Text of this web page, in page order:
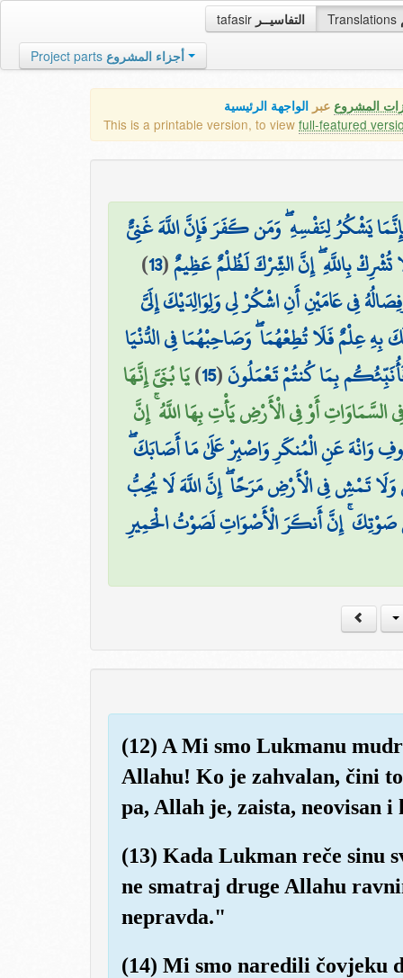
tafasir التفاسيــر Translations
Project parts أجزاء المشروع
المشروع عبر الواجهة الرئيسية
This is a printable version, to view full-featured
يَشْكُرُ لِنَفْسِهِ ۖ وَمَن كَفَرَ فَإِنَّ اللَّهَ غَنِيٌّ
تُشْرِكْ بِاللَّهِ ۖ إِنَّ الشِّرْكَ لَظُلْمٌ عَظِيمٌ(
13
)
فِي عَامَيْنِ أَنِ اشْكُرْ لِي وَلِوَالِدَيْكَ إِلَيَّ
عِلْمٌ فَلَا تُطِعْهُمَا ۖ وَصَاحِبْهُمَا فِي الدُّنْيَا
بِمَا كُنتُمْ تَعْمَلُونَ(
15
)يَا بُنَيَّ إِنَّهَا
أَوْ فِي الْأَرْضِ يَأْتِ بِهَا اللَّهُ ۚ إِنَّ
وَانْهَ عَنِ الْمُنكَرِ وَاصْبِرْ عَلَىٰ مَا أَصَابَكَ
تَمْشِ فِي الْأَرْضِ مَرَحًا ۖ إِنَّ اللَّهَ لَا يُحِبُّ
إِنَّ أَنكَرَ الْأَصْوَاتِ لَصَوْتُ الْحَمِيرِ
(12) A Mi smo Lukmanu
Allahu! Ko je zahvalan, čini
pa, Allah je, zaista, neovisan
(13) Kada Lukman reče sinu
ne smatraj druge Allahu
nepravda."
(14) Mi smo naredili čovjeku